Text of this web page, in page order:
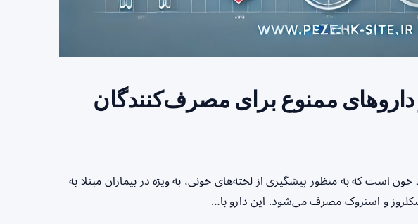
داروهای ممنوع برای مصرف‌کنندگان
است که به منظور پیشگیری از لخته‌های خونی، به ویژه در بیماران مبتلا به
و استروک مصرف می‌شود. این دارو با…